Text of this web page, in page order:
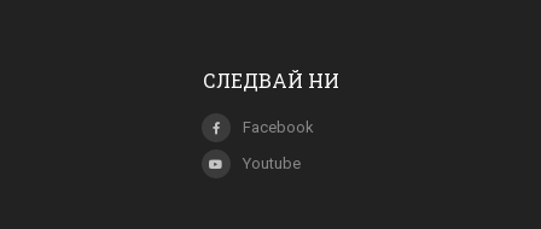
СЛЕДВАЙ НИ
Facebook
Youtube